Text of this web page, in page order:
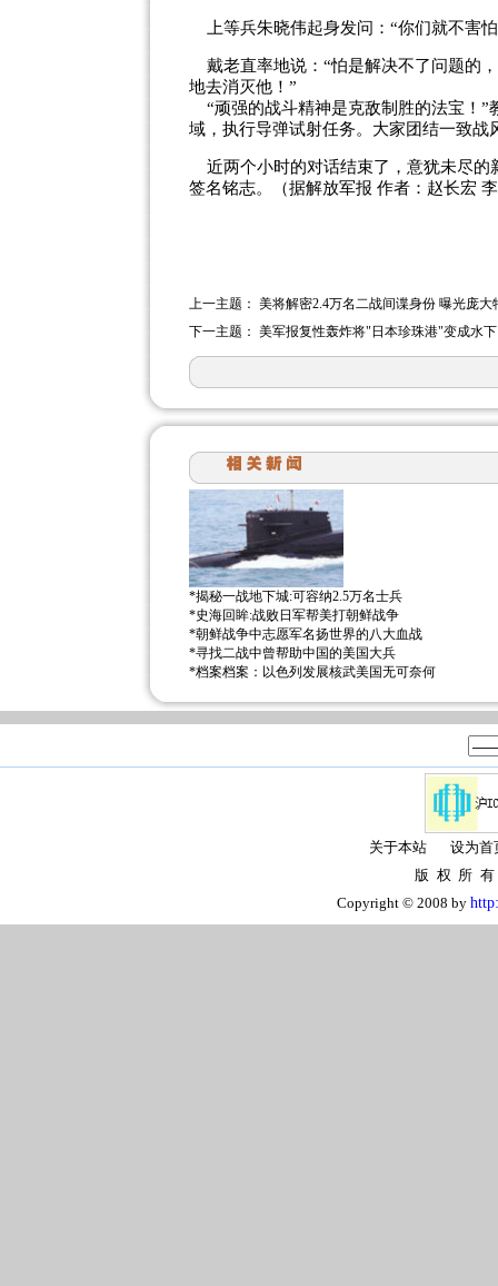
上等兵朱晓伟起身发问：“你们就不害
戴老直率地说：“怕是解决不了问题的
地去消灭他！”
“顽强的战斗精神是克敌制胜的法宝！”
域，执行导弹试射任务。大家团结一致
近两个小时的对话结束了，意犹未尽的
签名铭志。（据解放军报 作者：赵长宏
上一主题： 美将解密2.4万名二战间谍身份 曝光庞大
下一主题： 美军报复性轰炸将"日本珍珠港"变成水下
*揭秘一战地下城:可容纳2.5万名士兵
*史海回眸:战败日军帮美打朝鲜战争
*朝鲜战争中志愿军名扬世界的八大血战
*寻找二战中曾帮助中国的美国大兵
*档案档案：以色列发展核武美国无可奈何